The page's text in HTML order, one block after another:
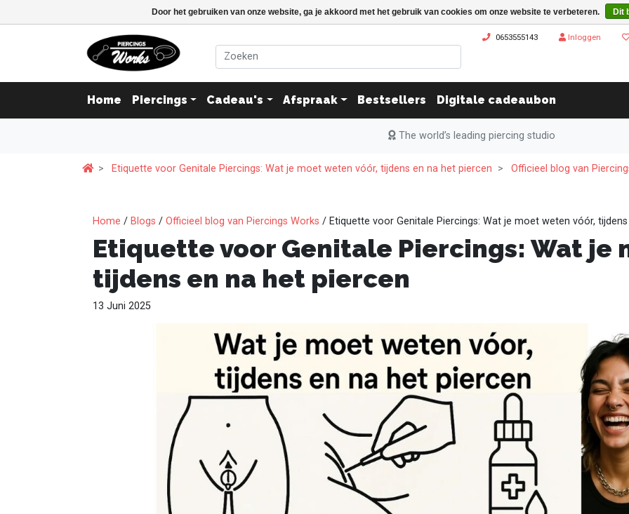
Door het gebruiken van onze website, ga je akkoord met het gebruik van cookies om onze website te verbeteren. Dit
0653555143 Inloggen
Home Piercings Cadeau's Afspraak Bestsellers Digitale cadeaubon
The world’s leading piercing studio
Etiquette voor Genitale Piercings: Wat je moet weten vóór, tijdens en na het piercen Officieel blog van
Home / Blogs / Officieel blog van Piercings Works / Etiquette voor Genitale Piercings: Wat je moet weten vóór,
Etiquette voor Genitale Piercings: Wat je
tijdens en na het piercen
13 Juni 2025